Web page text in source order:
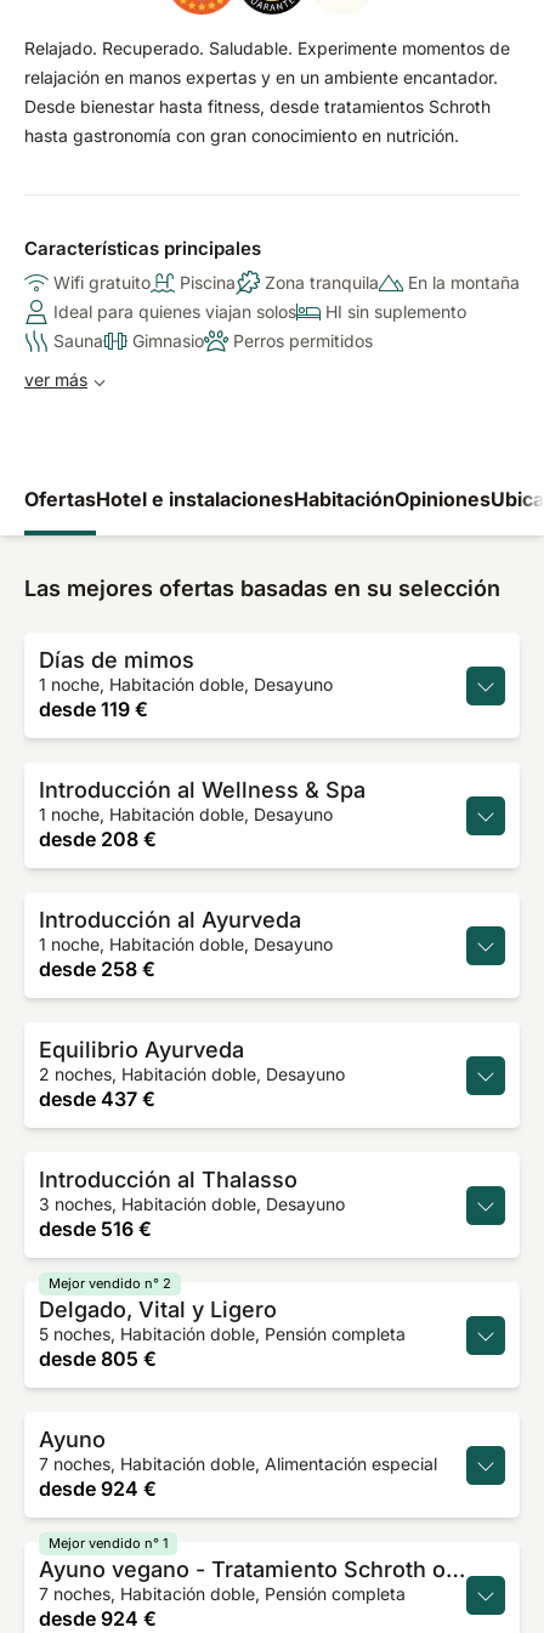
Relajado. Recuperado. Saludable. Experimente momentos de
relajación en manos expertas y en un ambiente encantador.
Desde bienestar hasta fitness, desde tratamientos Schroth
hasta gastronomía con gran conocimiento en nutrición.
Características principales
Wifi gratuito Piscina Zona tranquila
En la montaña
Ideal para quienes viajan solos
HI sin suplemento
Sauna
Gimnasio
Perros permitidos
ver más
OfertasHotel e instalacionesHabitaciónOpiniones
Las mejores ofertas basadas en su selección
Días de mimos
1 noche, Habitación doble, Desayuno
desde 119 €
Introducción al Wellness & Spa
1 noche, Habitación doble, Desayuno
desde 208 €
Introducción al Ayurveda
1 noche, Habitación doble, Desayuno
desde 258 €
Equilibrio Ayurveda
2 noches, Habitación doble, Desayuno
desde 437 €
Introducción al Thalasso
3 noches, Habitación doble, Desayuno
desde 516 €
Delgado, Vital y Ligero
5 noches, Habitación doble, Pensión completa
desde 805 €
Mejor vendido n° 2
Ayuno
7 noches, Habitación doble, Alimentación especial
desde 924 €
Ayuno vegano - Tratamiento Schroth original
7 noches, Habitación doble, Pensión completa
desde 924 €
Mejor vendido n° 1